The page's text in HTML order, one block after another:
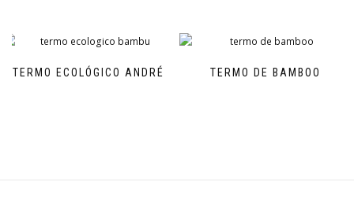
TERMO ECOLÓGICO ANDRÉ TERMO DE BAMBOO